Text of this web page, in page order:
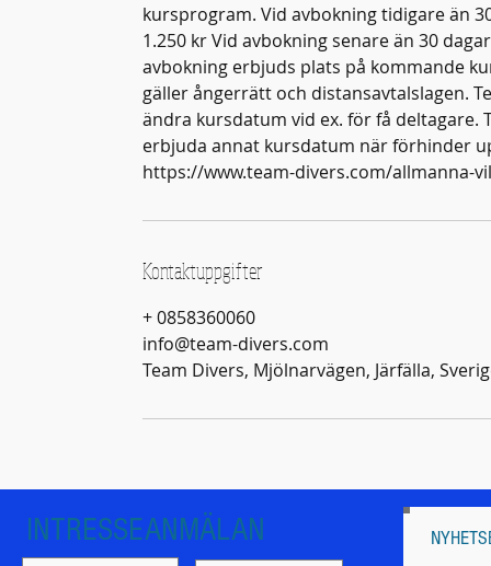
kursprogram. Vid avbokning tidigare än
1.250 kr Vid avbokning senare än 30
avbokning erbjuds plats på kommande
gäller ångerrätt och distansavtalslagen.
ändra kursdatum vid ex. för få deltagare.
erbjuda annat kursdatum när förhinder
https://www.team-divers.com/allmanna-
Kontaktuppgifter
+ 0858360060
info@team-divers.com
Team Divers, Mjölnarvägen, Järfälla,
INTRESSEANMÄLAN